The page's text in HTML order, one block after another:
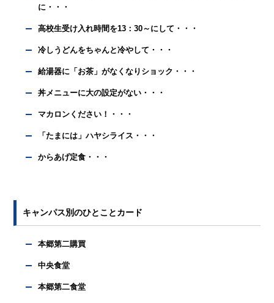
に・・・
高校生受け入れ時間を13：30～にして・・・
冷しうどんをちゃんと冷やして・・・
給湯器に「お茶」がなくなりショック・・・
丼メニューに大の設定がない・・・
マカロンください！・・・
「たまには」ハヤシライス・・・
からあげ定食・・・
キャンパス別のひとことカード
本郷第二購買
中央食堂
本郷第二食堂